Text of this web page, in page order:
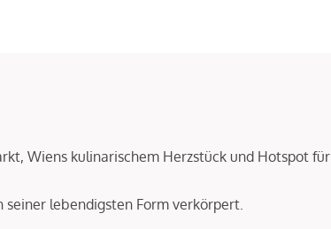
Wiens kulinarischem Herzstück und Hotspot für
seiner lebendigsten Form verkörpert.